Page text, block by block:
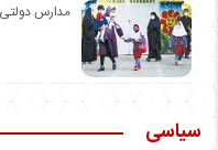
مدارس
سیاسی